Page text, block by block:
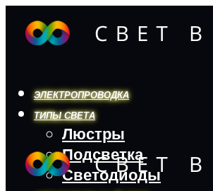
ЭЛЕКТРОПРОВОДКА
ТИПЫ СВЕТА
Люстры
Подсветка
Светодиоды